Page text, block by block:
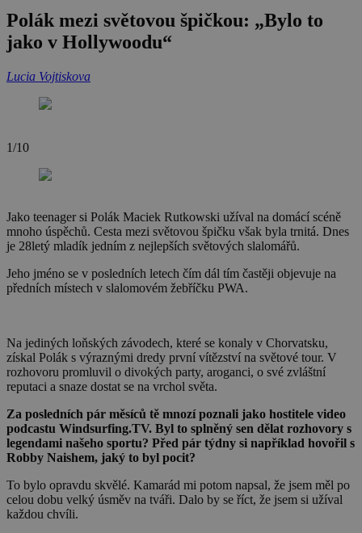
Polák mezi světovou špičkou: „Bylo to
jako v Hollywoodu“
Lucia Vojtiskova
1/10
Jako teenager si Polák Maciek Rutkowski užíval na domácí scéně
mnoho úspěchů. Cesta mezi světovou špičku však byla trnitá. Dnes
je 28letý mladík jedním z nejlepších světových slalomářů.
Jeho jméno se v posledních letech čím dál tím častěji objevuje na
předních místech v slalomovém žebříčku PWA.
Na jediných loňských závodech, které se konaly v Chorvatsku,
získal Polák s výraznými dredy první vítězství na světové tour. V
rozhovoru promluvil o divokých party, aroganci, o své zvláštní
reputaci a snaze dostat se na vrchol světa.
Za posledních pár měsíců tě mnozí poznali jako hostitele video
podcastu Windsurfing.TV. Byl to splněný sen dělat rozhovory s
legendami našeho sportu? Před pár týdny si například hovořil s
Robby Naishem, jaký to byl pocit?
To bylo opravdu skvělé. Kamarád mi potom napsal, že jsem měl po
celou dobu velký úsměv na tváři. Dalo by se říct, že jsem si užíval
každou chvíli.